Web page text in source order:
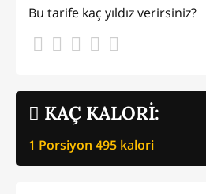
KAÇ KALORİ:
1 Porsiyon 495 kalori
Bu tarife kaç yıldız verirsiniz?